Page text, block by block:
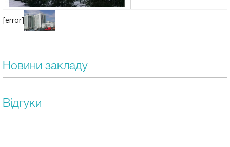
[error]
Новини закладу
Відгуки